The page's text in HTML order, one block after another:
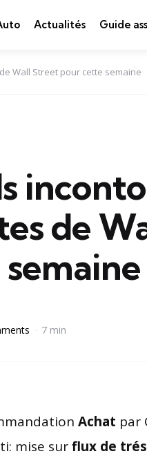
Actualités Guide
Wall Street pour cette semaine
de
7 min
Achat par
mise surflux de